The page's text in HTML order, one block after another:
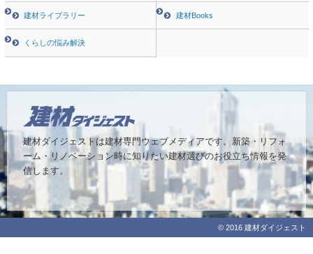
建材ライブラリー 建材Books
くらしの悩み解決
建材ダイジェストは建材専門ウェブメディアです。 新築・リフォ
ーム・リノベーション時に知りたい建材選びのお役立ち情報を発
信します。
© 2016 建材ダイジェスト